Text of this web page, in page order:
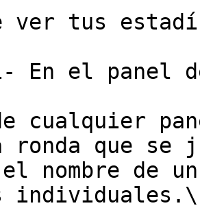
ver tus
En el panel
cualquier
ronda que se
nombre de
individuales.\